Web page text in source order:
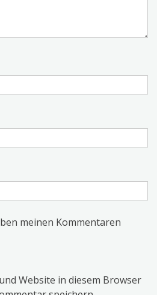
meinen Kommentaren
Website in diesem Browser